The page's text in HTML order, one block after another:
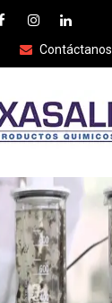
Contáctanos